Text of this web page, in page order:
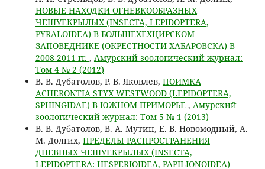
НОВЫЕ НАХОДКИ ОГНЕВКООБРАЗНЫХ
ЧЕШУЕКРЫЛЫХ (INSECTA, LEPIDOPTERA,
PYRALOIDEA) В БОЛЬШЕХЕХЦИРСКОМ
ЗАПОВЕДНИКЕ (ОКРЕСТНОСТИ ХАБАРОВСКА) В
2008-2011 гг. , Амурский зоологический журнал:
Том 4 № 2 (2012)
В. В. Дубатолов, Р. В. Яковлев, ПОИМКА
ACHERONTIA STYX WESTWOOD (LEPIDOPTERA,
SPHINGIDAE) В ЮЖНОМ ПРИМОРЬЕ , Амурский
зоологический журнал: Том 5 № 1 (2013)
В. В. Дубатолов, В. А. Мутин, Е. В. Новомодный, А.
М. Долгих, ПРЕДЕЛЫ РАСПРОСТРАНЕНИЯ
ДНЕВНЫХ ЧЕШУЕКРЫЛЫХ (INSECTA,
LEPIDOPTERA: HESPERIOIDEA, PAPILIONOIDEA)